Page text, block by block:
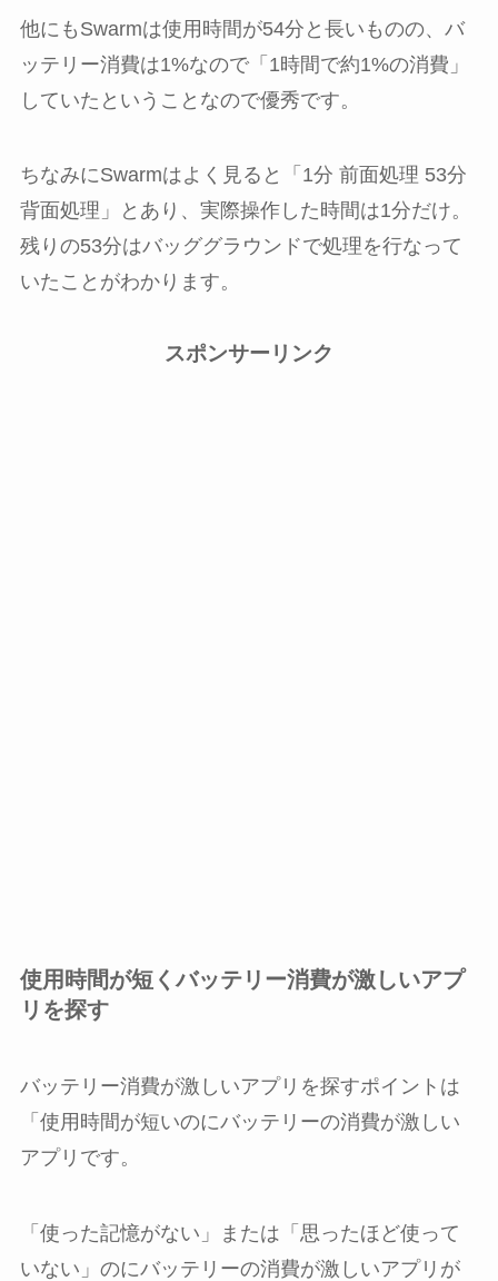
他にもSwarmは使用時間が54分と長いものの、バ
ッテリー消費は1%なので「1時間で約1%の消費」
していたということなので優秀です。
ちなみにSwarmはよく見ると「1分 前面処理 53分
背面処理」とあり、実際操作した時間は1分だけ。
残りの53分はバッググラウンドで処理を行なって
いたことがわかります。
スポンサーリンク
使用時間が短くバッテリー消費が激しいアプ
リを探す
バッテリー消費が激しいアプリを探すポイントは
「使用時間が短いのにバッテリーの消費が激しい
アプリです。
「使った記憶がない」または「思ったほど使って
いない」のにバッテリーの消費が激しいアプリが